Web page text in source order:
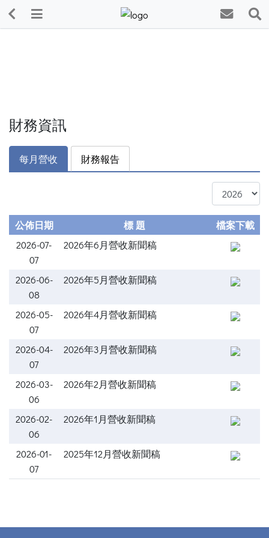
財務資訊
每月營收 財務報告
公佈日期 標 題
檔案下載
2026-07-
07
2026年6月營收新聞稿
2026-06-
08
2026年5月營收新聞稿
2026-05-
07
2026年4月營收新聞稿
2026-04-
07
2026年3月營收新聞稿
2026-03-
06
2026年2月營收新聞稿
2026-02-
06
2026年1月營收新聞稿
2026-01-
07
2025年12月營收新聞稿